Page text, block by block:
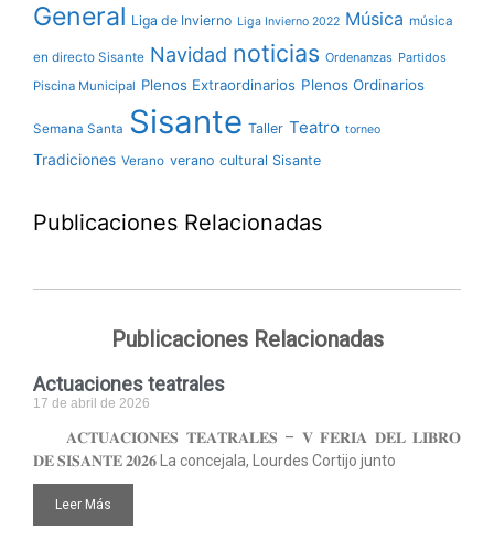
General Liga de Invierno Liga Invierno 2022 Música música
en directo Sisante Navidad noticias Ordenanzas Partidos
Piscina Municipal Plenos Extraordinarios Plenos Ordinarios
Semana Santa Sisante Taller Teatro torneo
Tradiciones Verano verano cultural Sisante
Publicaciones Relacionadas
Publicaciones Relacionadas
Actuaciones teatrales
17 de abril de 2026
𝐀𝐂𝐓𝐔𝐀𝐂𝐈𝐎𝐍𝐄𝐒 𝐓𝐄𝐀𝐓𝐑𝐀𝐋𝐄𝐒 – 𝐕 𝐅𝐄𝐑𝐈𝐀 𝐃𝐄𝐋 𝐋𝐈𝐁𝐑𝐎
𝐃𝐄 𝐒𝐈𝐒𝐀𝐍𝐓𝐄 𝟐𝟎𝟐𝟔 La concejala, Lourdes Cortijo junto
Leer Más